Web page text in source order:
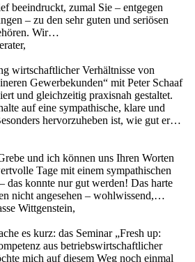
beeindruckt, zumal Sie – entgegen
– zu den sehr guten und seriösen
Wir…
wirtschaftlicher Verhältnisse von
Gewerbekunden“ mit Peter Schaaf
und gleichzeitig praxisnah gestaltet.
auf eine sympathische, klare und
hervorzuheben ist, wie gut er…
und ich können uns Ihren Worten
Tage mit einem sympathischen
das konnte nur gut werden! Das harte
nicht angesehen – wohlwissend,…
Wittgenstein,
es kurz: das Seminar „Fresh up:
aus betriebswirtschaftlicher
mich auf diesem Weg noch einmal